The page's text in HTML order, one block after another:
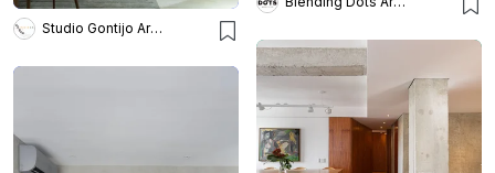
Studio Gontijo Arquitetura